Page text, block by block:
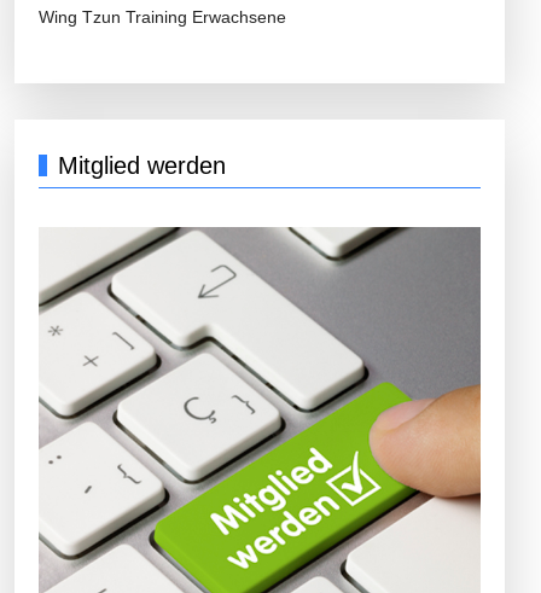
Wing Tzun Training Erwachsene
Mitglied werden